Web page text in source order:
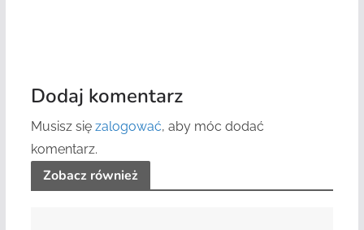
Dodaj komentarz
Musisz się zalogować, aby móc dodać
komentarz.
Zobacz również